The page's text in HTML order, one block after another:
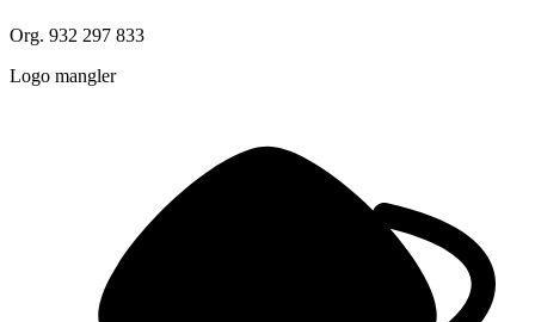
Org. 932 297 833
Logo mangler